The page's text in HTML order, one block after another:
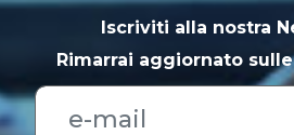
Iscriviti alla nostra
Rimarrai aggiornato